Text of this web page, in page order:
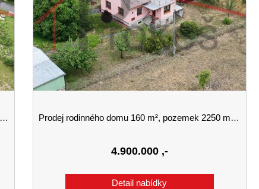
Prodej rodinného domu 160 m², pozemek 2250 m² Dlažov
4.900.000 ,-